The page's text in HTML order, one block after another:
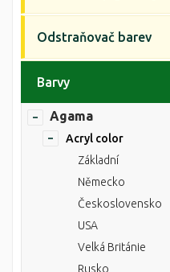
Odstraňovač barev
Barvy
Agama
Acryl color
Základní
Německo
Československo
USA
Velká Británie
Rusko